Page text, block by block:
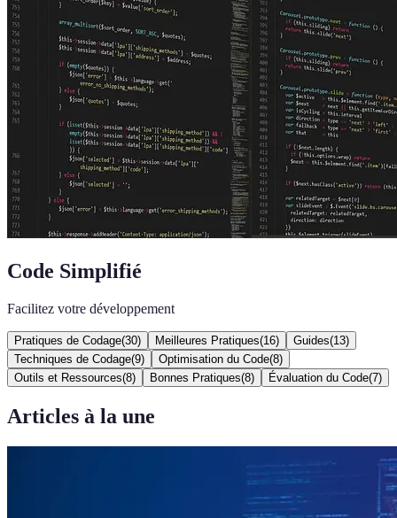
Code Simplifié
Facilitez votre développement
Pratiques de Codage(30) Meilleures Pratiques(16) Guides(13)
Techniques de Codage(9) Optimisation du Code(8)
Outils et Ressources(8) Bonnes Pratiques(8) Évaluation du Code(7)
Articles à la une